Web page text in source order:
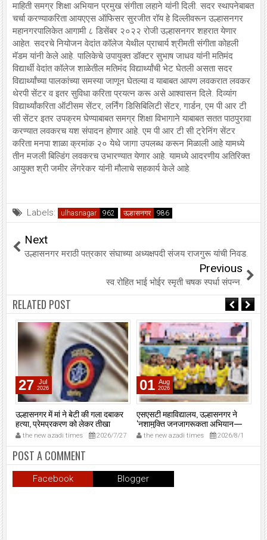
माहिती समग्र शिक्षा अभियान प्रमुख संगीता लहाने यांनी दिली. सदर स्थापनेबाबत
चर्चा करण्याकरिता आयएएस ऑफिसर सुरजीत रॉय हे दिल्लीवरून उल्हासनगर
महानगरपालिकेत आगामी ८ डिसेंबर २०२२ रोजी उल्हासनगर शहरात येणार
आहेत. सदरचे नियोजन वेदांत कॉलेज येथील प्राचार्य श्रीमती संगीता कोहली
मॅडम यांनी केले आहे. पालिकेचे उपायुक्त डॉक्टर सुभाष जाधव यांनी मतिमंद
विद्यार्थी वेदांत कॉलेज शाळेतील मतिमंद विद्यार्थ्यांची भेट घेतली असता सदर
विद्यार्थ्यांच्या पालकांच्या समस्या जाणून घेतल्या व याबाबत आपण लवकरात लवकर
थेरपी सेंटर व इतर सुविधा करिता प्रयत्न करू असे आश्वासन दिले. दिव्यांग
विद्यार्थ्यांकरिता ऑटीसम सेंटर, लर्निंग डिसिबिलिटी सेंटर, गार्डन, एम पी आर टी
सी सेंटर इतर उपक्रम घेण्याबाबत समग्र शिक्षा विभागाने याबाबत सतत पाठपुरावा
करण्यात लवकरच यश संपादन होणार आहे. एम पी आर टी सी ट्रेनिंग सेंटर
करिता मनपा शाळा क्रमांक २० येथे जागा उपलब्ध करून मिळाली आहे यामध्ये
तीन मजली बिल्डिंग लवकरच उभारण्यात येणार आहे. यामध्ये आदरणीय अतिरिक्त
आयुक्त श्री जमीर लेंगरेकर यांनी मौलाचे सहकार्य केले आहे.
Labels: ulhasnagar उल्हासनगर
Next
उल्हासनगर मराठी पत्रकार संघाच्या अध्यक्षपदी संजय राजगुरू यांची निवड.
Previous
स्व.रोहित भाई भोईर स्मृती चषक स्पर्धा संपन्न.
RELATED POST
27 Jul
2026
उल्हासनगर में मां ने बेटी की गला दबाकर
हत्या, प्रेमप्रकरण को लेकर तीखा
विवाद।
the new azadi times 2026/7/27
01 Aug
2026
एसएसटी महाविद्यालय, उल्हासनगर ने
‘नशामुक्ति जनजागरूकता अभियान—
मुंबई 2026’ में दी मजबूत मौजूदगी,
मुख्यमंत्री देवेंद्र फडणवीस की मौजूदगी में
उल्हासनगर में भी दिखाया गया; छात्रों ने
प्रत्यक्ष व ऑनलाइन हिस्सेदारी कर
समाज में नशामुक्ति का संदेश फैलाया।
the new azadi times 2026/8/1
POST A COMMENT
Facebook Blogger